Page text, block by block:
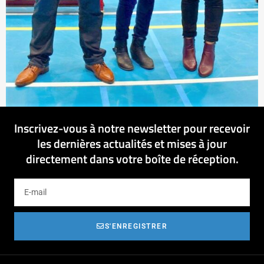
Inscrivez-vous à notre newsletter pour recevoir
les dernières actualités et mises à jour
directement dans votre boîte de réception.
S'ENREGISTRER